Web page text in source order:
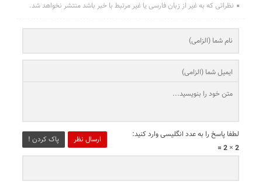
نظراتی که به غیر از زبان فارسی یا غیر مرتبط با خبر باشد منتشر نخواهد شد.
ارسال نظر پاک کردن !
لطفا پاسخ را به عدد انگلیسی وارد کنید:
2 × 2 =